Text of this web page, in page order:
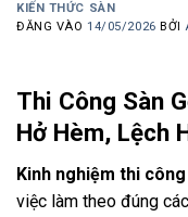
KIẾN THỨC SÀN
ĐĂNG VÀO14/05/2026 BỞI
Thi Công Sàn
Hở Hèm, Lệch
Kinh nghiệm thi
việc làm theo đúng